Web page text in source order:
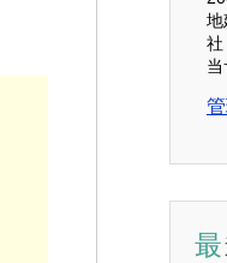
地
社
最